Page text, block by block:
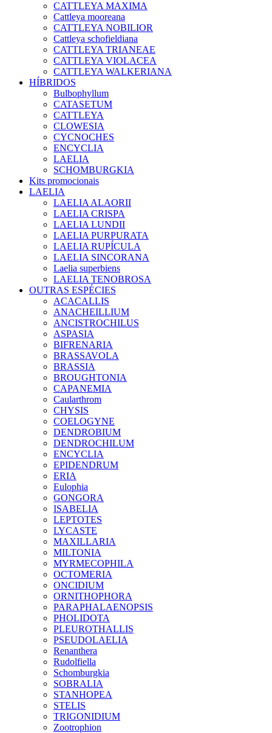
CATTLEYA MAXIMA
Cattleya mooreana
CATTLEYA NOBILIOR
Cattleya schofieldiana
CATTLEYA TRIANEAE
CATTLEYA VIOLACEA
CATTLEYA WALKERIANA
HÍBRIDOS
Bulbophyllum
CATASETUM
CATTLEYA
CLOWESIA
CYCNOCHES
ENCYCLIA
LAELIA
SCHOMBURGKIA
Kits promocionais
LAELIA
LAELIA ALAORII
LAELIA CRISPA
LAELIA LUNDII
LAELIA PURPURATA
LAELIA RUPÍCULA
LAELIA SINCORANA
Laelia superbiens
LAELIA TENOBROSA
OUTRAS ESPÉCIES
ACACALLIS
ANACHEILLIUM
ANCISTROCHILUS
ASPASIA
BIFRENARIA
BRASSAVOLA
BRASSIA
BROUGHTONIA
CAPANEMIA
Caularthrom
CHYSIS
COELOGYNE
DENDROBIUM
DENDROCHILUM
ENCYCLIA
EPIDENDRUM
ERIA
Eulophia
GONGORA
ISABELIA
LEPTOTES
LYCASTE
MAXILLARIA
MILTONIA
MYRMECOPHILA
OCTOMERIA
ONCIDIUM
ORNITHOPHORA
PARAPHALAENOPSIS
PHOLIDOTA
PLEUROTHALLIS
PSEUDOLAELIA
Renanthera
Rudolfiella
Schomburgkia
SOBRALIA
STANHOPEA
STELIS
TRIGONIDIUM
Zootrophion